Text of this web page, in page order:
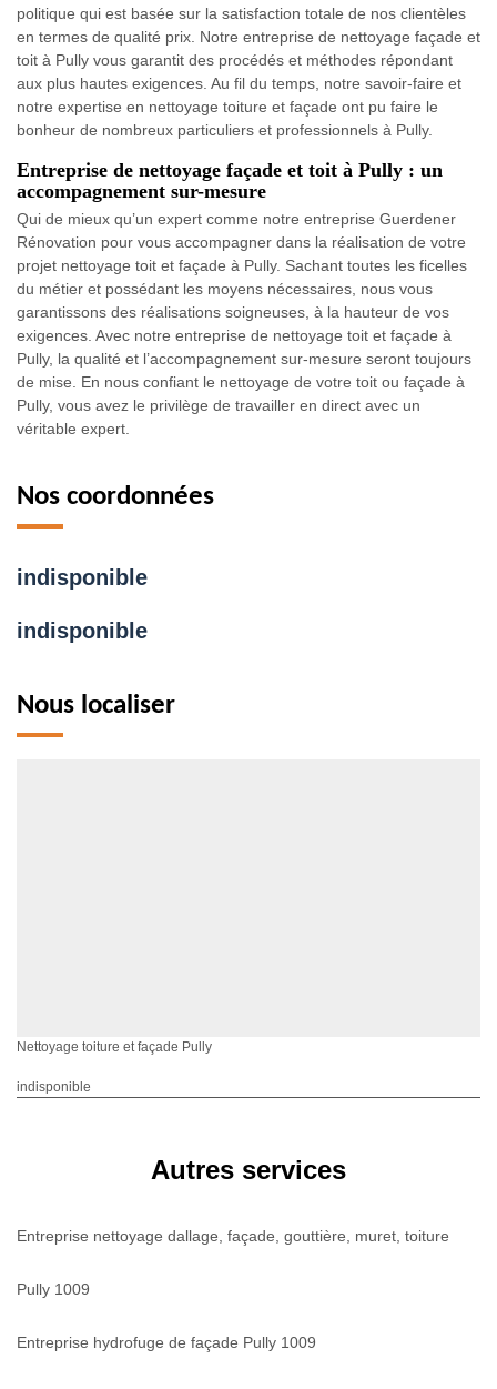
politique qui est basée sur la satisfaction totale de nos clientèles
en termes de qualité prix. Notre entreprise de nettoyage façade et
toit à Pully vous garantit des procédés et méthodes répondant
aux plus hautes exigences. Au fil du temps, notre savoir-faire et
notre expertise en nettoyage toiture et façade ont pu faire le
bonheur de nombreux particuliers et professionnels à Pully.
Entreprise de nettoyage façade et toit à Pully : un
accompagnement sur-mesure
Qui de mieux qu’un expert comme notre entreprise Guerdener
Rénovation pour vous accompagner dans la réalisation de votre
projet nettoyage toit et façade à Pully. Sachant toutes les ficelles
du métier et possédant les moyens nécessaires, nous vous
garantissons des réalisations soigneuses, à la hauteur de vos
exigences. Avec notre entreprise de nettoyage toit et façade à
Pully, la qualité et l’accompagnement sur-mesure seront toujours
de mise. En nous confiant le nettoyage de votre toit ou façade à
Pully, vous avez le privilège de travailler en direct avec un
véritable expert.
Nos coordonnées
indisponible
indisponible
Nous localiser
Nettoyage toiture et façade Pully
indisponible
Autres services
Entreprise nettoyage dallage, façade, gouttière, muret, toiture
Pully 1009
Entreprise hydrofuge de façade Pully 1009